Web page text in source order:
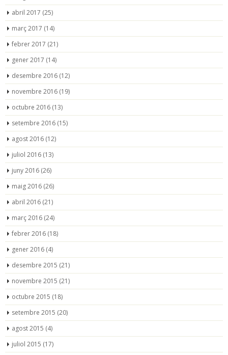
abril 2017 (25)
març 2017 (14)
febrer 2017 (21)
gener 2017 (14)
desembre 2016 (12)
novembre 2016 (19)
octubre 2016 (13)
setembre 2016 (15)
agost 2016 (12)
juliol 2016 (13)
juny 2016 (26)
maig 2016 (26)
abril 2016 (21)
març 2016 (24)
febrer 2016 (18)
gener 2016 (4)
desembre 2015 (21)
novembre 2015 (21)
octubre 2015 (18)
setembre 2015 (20)
agost 2015 (4)
juliol 2015 (17)